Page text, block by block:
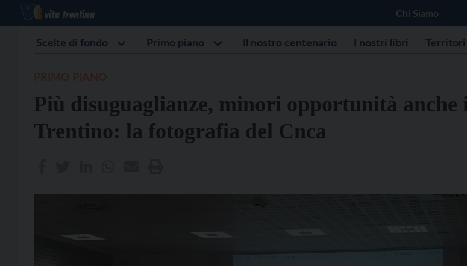
Chi Siamo
Scelte di fondo Primo piano Il nostro centenario I nostri libri Territori
Più disuguaglianze, minori opportunità anche
Trentino: la fotografia del Cnca